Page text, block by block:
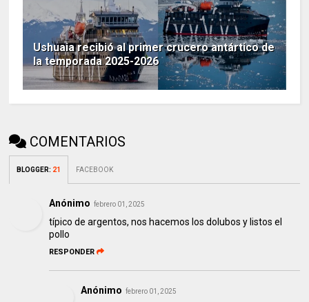
Ushuaia recibió al primer crucero antártico de
la temporada 2025-2026
COMENTARIOS
BLOGGER: 21 FACEBOOK
Anónimo febrero 01, 2025
típico de argentos, nos hacemos los dolubos y listos el
pollo
RESPONDER
Anónimo febrero 01, 2025